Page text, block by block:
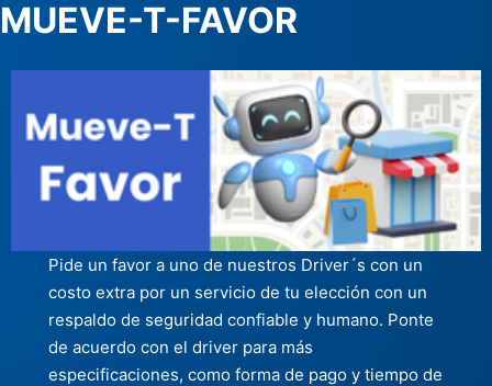
MUEVE-T-FAVOR
Pide un favor a uno de nuestros Driver´s con un
costo extra por un servicio de tu elección con un
respaldo de seguridad confiable y humano. Ponte
de acuerdo con el driver para más
especificaciones, como forma de pago y tiempo de